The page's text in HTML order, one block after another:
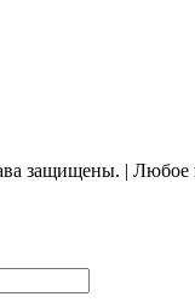
защищены. | Любое